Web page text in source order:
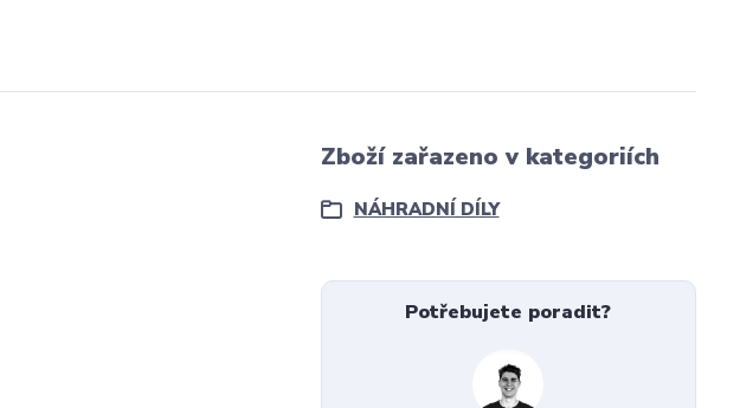
Zboží zařazeno v kategoriích
NÁHRADNÍ DÍLY
Potřebujete poradit?